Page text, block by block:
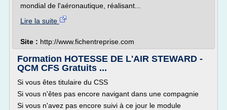
mondial de l'aéronautique, réalisant...
Lire la suite
Site : http://www.fichentreprise.com
Formation HOTESSE DE L'AIR STEWARD -
QCM CFS Gratuits ...
Si vous êtes titulaire du CSS
Si vous n'êtes pas encore navigant dans une compagnie
Si vous n'avez pas encore suivi à ce jour le module